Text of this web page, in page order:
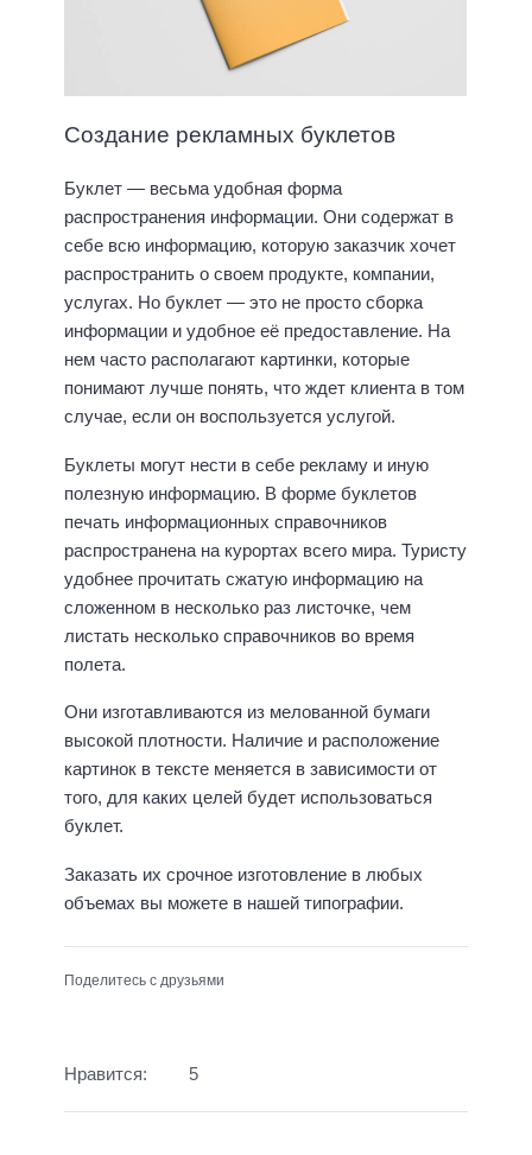
Создание рекламных буклетов
Буклет — весьма удобная форма
распространения информации. Они содержат в
себе всю информацию, которую заказчик хочет
распространить о своем продукте, компании,
услугах. Но буклет — это не просто сборка
информации и удобное её предоставление. На
нем часто располагают картинки, которые
понимают лучше понять, что ждет клиента в том
случае, если он воспользуется услугой.
Буклеты могут нести в себе рекламу и иную
полезную информацию. В форме буклетов
печать информационных справочников
распространена на курортах всего мира. Туристу
удобнее прочитать сжатую информацию на
сложенном в несколько раз листочке, чем
листать несколько справочников во время
полета.
Они изготавливаются из мелованной бумаги
высокой плотности. Наличие и расположение
картинок в тексте меняется в зависимости от
того, для каких целей будет использоваться
буклет.
Заказать их срочное изготовление в любых
объемах вы можете в нашей типографии.
Поделитесь с друзьями
Нравится: 5